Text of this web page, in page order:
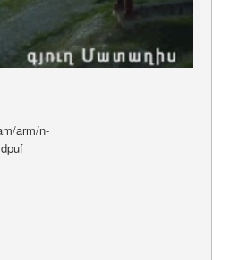
arm/n-